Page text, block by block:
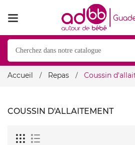
Accueil Repas Coussin
COUSSIN D'ALLAITEMENT